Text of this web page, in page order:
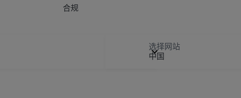
合规
选择网站
中国